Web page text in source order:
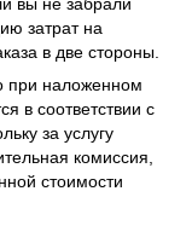
затрат на
в две стороны.
при наложенном
в соответствии с
за услугу
комиссия,
стоимости